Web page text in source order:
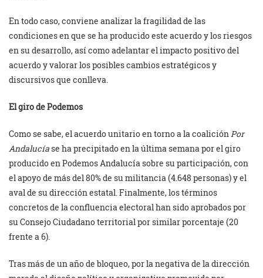
En todo caso, conviene analizar la fragilidad de las
condiciones en que se ha producido este acuerdo y los riesgos
en su desarrollo, así como adelantar el impacto positivo del
acuerdo y valorar los posibles cambios estratégicos y
discursivos que conlleva.
El giro de Podemos
Como se sabe, el acuerdo unitario en torno a la coaliciónPor
Andalucíase ha precipitado en la última semana por el giro
producido en Podemos Andalucía sobre su participación, con
el apoyo de más del 80% de su militancia (4.648 personas) y el
aval de su dirección estatal. Finalmente, los términos
concretos de la confluencia electoral han sido aprobados por
su Consejo Ciudadano territorial por similar porcentaje (20
frente a 6).
Tras más de un año de bloqueo, por la negativa de la dirección